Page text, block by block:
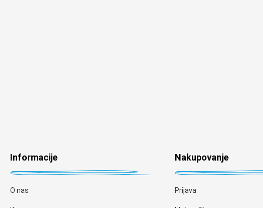
Informacije
O nas
Nakupovanje
Prijava